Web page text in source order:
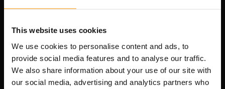
This website uses cookies
We use cookies to personalise content and ads, to
provide social media features and to analyse our traffic.
We also share information about your use of our site with
our social media, advertising and analytics partners who
Szybka nawigacja